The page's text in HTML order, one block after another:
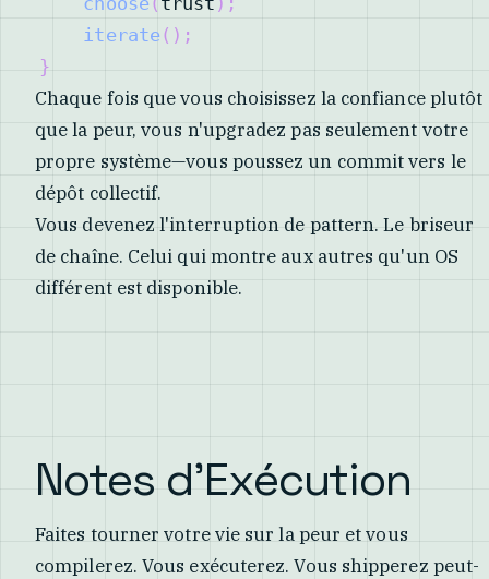
iterate ( ) ;
}
Chaque fois que vous choisissez la confiance plutôt
que la peur, vous n'upgradez pas seulement votre
propre système—vous poussez un commit vers le
dépôt collectif.
Vous devenez l'interruption de pattern. Le briseur
de chaîne. Celui qui montre aux autres qu'un OS
différent est disponible.
Notes d'Exécution
Faites tourner votre vie sur la peur et vous
compilerez. Vous exécuterez. Vous shipperez peut-